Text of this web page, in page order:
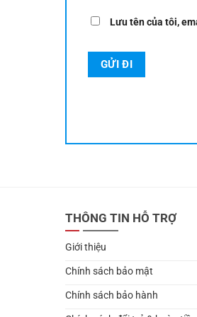
Lưu tên của tôi,
THÔNG TIN HỖ TRỢ
Giới thiệu
Chính sách bảo mật
Chính sách bảo hành